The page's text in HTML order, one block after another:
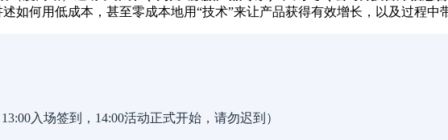
如何用低成本，甚至零成本地用“技术”来让产品获得有效增长，以及过程中
入场签到，14:00活动正式开始，请勿迟到）